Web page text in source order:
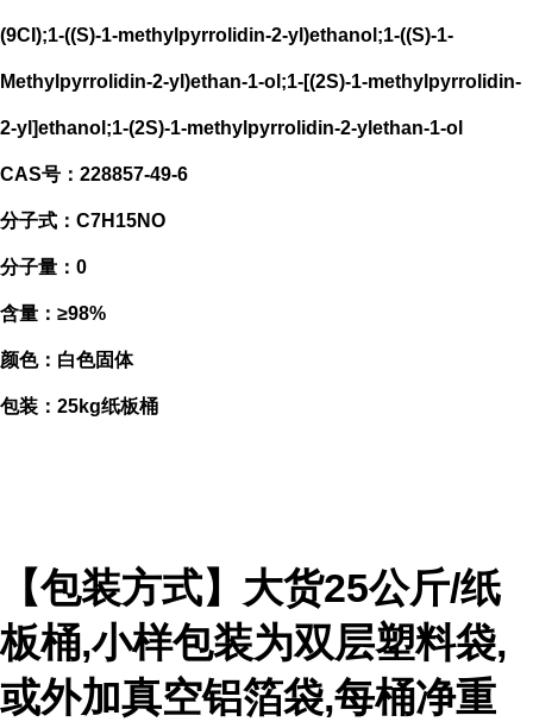
(9CI);1-((S)-1-methylpyrrolidin-2-yl)ethanol;1-((S)-1-
Methylpyrrolidin-2-yl)ethan-1-ol;1-[(2S)-1-methylpyrrolidin-
2-yl]ethanol;1-(2S)-1-methylpyrrolidin-2-ylethan-1-ol
CAS号：228857-49-6
分子式：C7H15NO
分子量：0
含量：≥98%
颜色：白色固体
包装：25kg纸板桶
【包装方式】大货25公斤/纸
板桶,小样包装为双层塑料袋,
或外加真空铝箔袋,每桶净重